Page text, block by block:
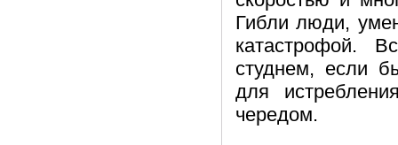
Гибли люди,
катастрофой.
студнем, если
для
чередом.